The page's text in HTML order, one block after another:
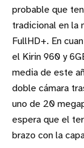
probable que
tradicional en la
FullHD+. En
el Kirin 960 y
media de este
doble cámara
uno de 20
espera que el
brazo con la